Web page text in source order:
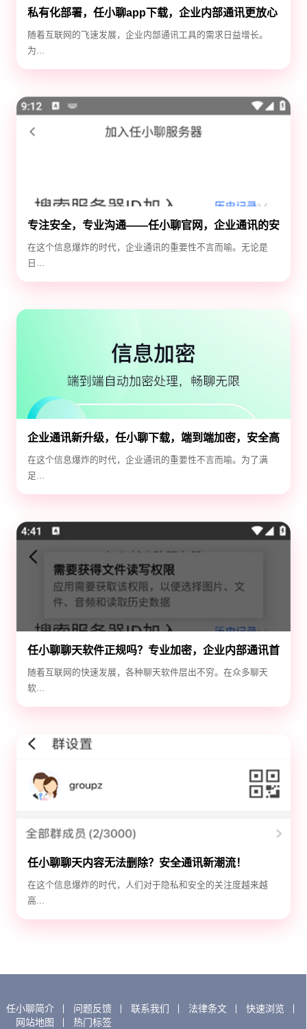
私有化部署，任小聊app下载，企业内部通讯更放心
随着互联网的飞速发展，企业内部通讯工具的需求日益增长。
为...
专注安全，专业沟通——任小聊官网，企业通讯的安
全守护神
在这个信息爆炸的时代，企业通讯的重要性不言而喻。无论是
日...
企业通讯新升级，任小聊下载，端到端加密，安全高
效！
在这个信息爆炸的时代，企业通讯的重要性不言而喻。为了满
足...
任小聊聊天软件正规吗？专业加密，企业内部通讯首
选！
随着互联网的快速发展，各种聊天软件层出不穷。在众多聊天
软...
任小聊聊天内容无法删除？安全通讯新潮流！
在这个信息爆炸的时代，人们对于隐私和安全的关注度越来越
高...
任小聊简介 问题反馈 联系我们 法律条文
快速浏览
网站地图
热门标签